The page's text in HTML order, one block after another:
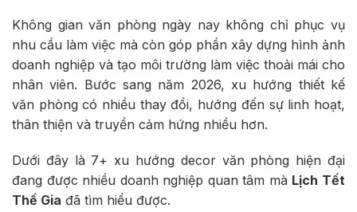
Không gian văn phòng ngày nay không chỉ phục vụ
nhu cầu làm việc mà còn góp phần xây dựng hình ảnh
doanh nghiệp và tạo môi trường làm việc thoải mái cho
nhân viên. Bước sang năm 2026, xu hướng thiết kế
văn phòng có nhiều thay đổi, hướng đến sự linh hoạt,
thân thiện và truyền cảm hứng nhiều hơn.
Dưới đây là 7+ xu hướng decor văn phòng hiện đại
đang được nhiều doanh nghiệp quan tâm mà Lịch Tết
Thế Gia đã tìm hiểu được.